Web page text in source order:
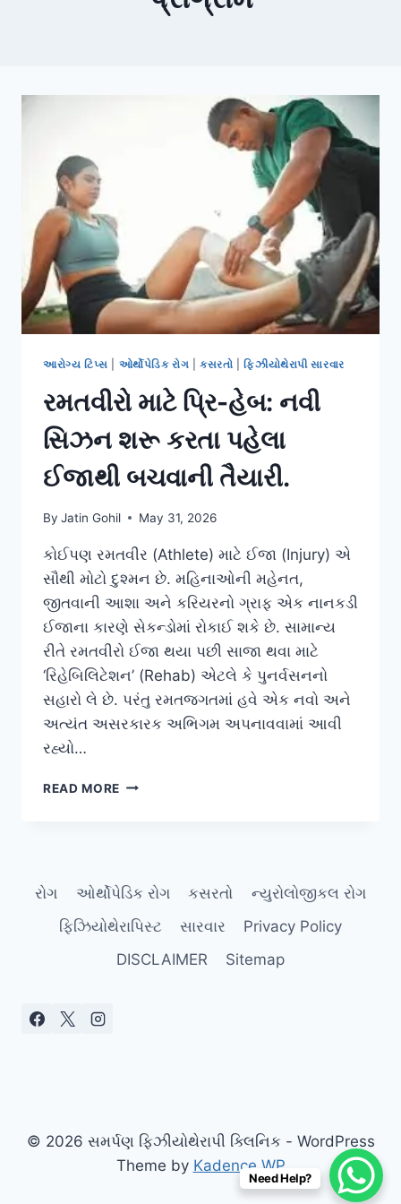
આરોગ્ય ટિપ્સ ઓર્થોપેડિક રોગ |કસરતો |ફિઝીયોથેરાપી સારવાર
રમતવીરો માટે પ્રિ-હેબ: નવી
સિઝન શરૂ કરતા પહેલા
ઈજાથી બચવાની તૈયારી.
By Jatin Gohil May 31, 2026
કોઈપણ રમતવીર (Athlete) માટે ઈજા (Injury) એ
સૌથી મોટો દુશ્મન છે. મહિનાઓની મહેનત,
જીતવાની આશા અને કરિયરનો ગ્રાફ એક નાનકડી
ઈજાના કારણે સેકન્ડોમાં રોકાઈ શકે છે. સામાન્ય
રીતે રમતવીરો ઈજા થયા પછી સાજા થવા માટે
‘રિહેબિલિટેશન’ (Rehab) એટલે કે પુનર્વસનનો
સહારો લે છે. પરંતુ રમતજગતમાં હવે એક નવો અને
અત્યંત અસરકારક અભિગમ અપનાવવામાં આવી
રહ્યો…
READ MORE રમતવીરો
શરૂ
કરતા
પહેલા
ઈજાથી
રોગ ઓર્થોપેડિક રોગ કસરતો
ન્યુરોલોજીકલ રોગ
ફિઝિયોથેરાપિસ્ટ
સારવાર
Privacy Policy
DISCLAIMER
Sitemap
© 2026 સમર્પણ ફિઝીયોથેરાપી ક્લિનિક - WordPress
Theme by Kadence WP
Need Help?